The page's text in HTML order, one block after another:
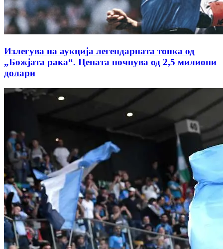
Излегува на аукција легендарната топка од
„Божјата рака“. Цената почнува од 2,5 милиони
долари